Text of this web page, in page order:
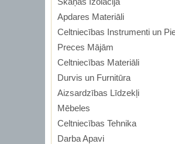
Apdares Materiāli
Celtniecības Instrumenti un
Preces Mājām
Celtniecības Materiāli
Durvis un Furnitūra
Aizsardzības Līdzekļi
Mēbeles
Celtniecības Tehnika
Darba Apavi